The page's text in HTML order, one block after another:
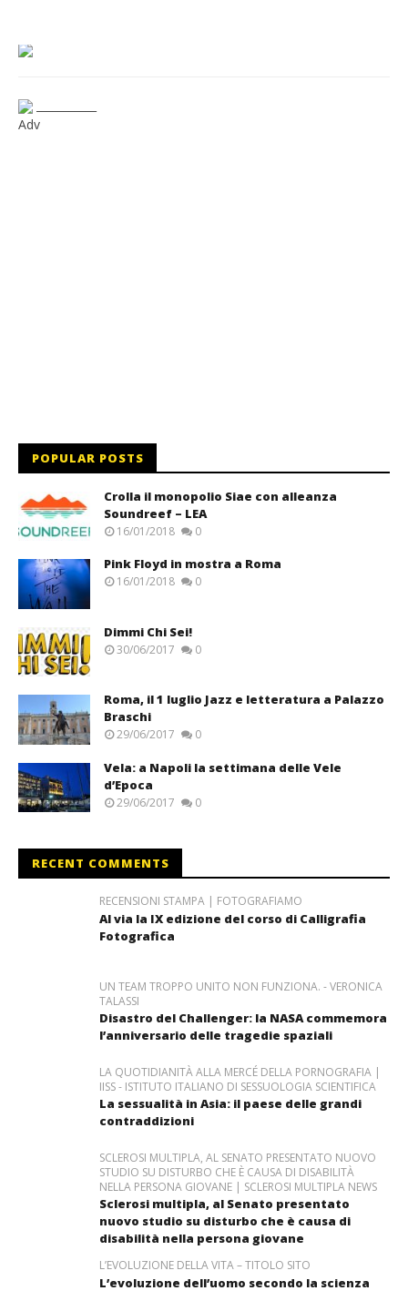
Adv
POPULAR POSTS
Crolla il monopolio Siae con alleanza
Soundreef – LEA
16/01/2018 0
Pink Floyd in mostra a Roma
16/01/2018 0
Dimmi Chi Sei!
30/06/2017 0
Roma, il 1 luglio Jazz e letteratura a Palazzo
Braschi
29/06/2017 0
Vela: a Napoli la settimana delle Vele
d’Epoca
29/06/2017 0
RECENT COMMENTS
RECENSIONI STAMPA | FOTOGRAFIAMO
Al via la IX edizione del corso di Calligrafia
Fotografica
UN TEAM TROPPO UNITO NON FUNZIONA. - VERONICA
TALASSI
Disastro del Challenger: la NASA commemora
l’anniversario delle tragedie spaziali
LA QUOTIDIANITÀ ALLA MERCÉ DELLA PORNOGRAFIA |
IISS - ISTITUTO ITALIANO DI SESSUOLOGIA SCIENTIFICA
La sessualità in Asia: il paese delle grandi
contraddizioni
SCLEROSI MULTIPLA, AL SENATO PRESENTATO NUOVO
STUDIO SU DISTURBO CHE È CAUSA DI DISABILITÀ
NELLA PERSONA GIOVANE | SCLEROSI MULTIPLA NEWS
Sclerosi multipla, al Senato presentato
nuovo studio su disturbo che è causa di
disabilità nella persona giovane
L’EVOLUZIONE DELLA VITA – TITOLO SITO
L’evoluzione dell’uomo secondo la scienza